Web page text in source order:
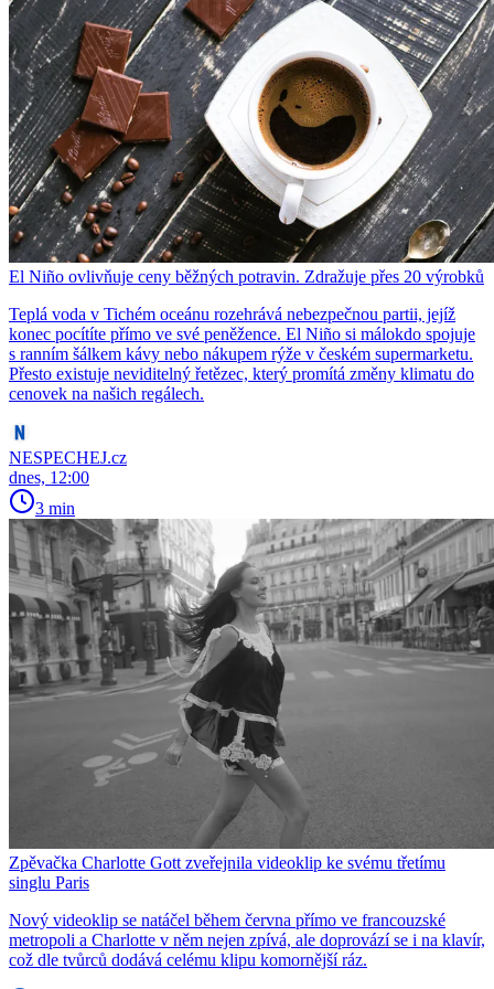
El Niño ovlivňuje ceny běžných potravin. Zdražuje přes 20 výrobků
Teplá voda v Tichém oceánu rozehrává nebezpečnou partii, jejíž
konec pocítíte přímo ve své peněžence. El Niño si málokdo spojuje
s ranním šálkem kávy nebo nákupem rýže v českém supermarketu.
Přesto existuje neviditelný řetězec, který promítá změny klimatu do
cenovek na našich regálech.
NESPECHEJ.cz
dnes, 12:00
3 min
Zpěvačka Charlotte Gott zveřejnila videoklip ke svému třetímu
singlu Paris
Nový videoklip se natáčel během června přímo ve francouzské
metropoli a Charlotte v něm nejen zpívá, ale doprovází se i na klavír,
což dle tvůrců dodává celému klipu komornější ráz.